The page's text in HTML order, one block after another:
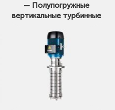
— Полупогружные
вертикальные турбинные